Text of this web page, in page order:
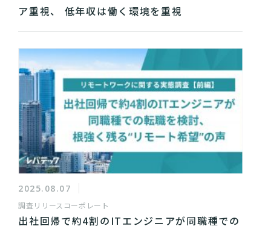
ア重視、 低年収は働く環境を重視
2025.08.07
調査リリース コーポレート
出社回帰で約4割のITエンジニアが同職種での